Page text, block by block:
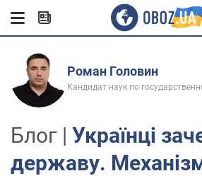
Роман Головин
Кандидат наук по
Блог | Українці
державу.